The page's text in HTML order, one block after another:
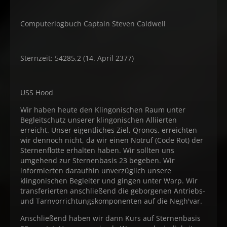
Computerlogbuch Captain Steven Caldwell
Sternzeit: 54285,2 (14. April 2377)
USS Hood
Wir haben heute den Klingonischen Raum unter
Begleitschutz unserer klingonischen Alliierten
erreicht. Unser eigentliches Ziel, Qronos, erreichten
wir dennoch nicht, da wir einen Notruf (Code Rot) der
Sternenflotte erhalten haben. Wir sollten uns
umgehend zur Sternenbasis 23 begeben. Wir
informierten daraufhin unverzüglich unsere
klingonischen Begleiter und gingen unter Warp. Wir
transferierten anschließend die geborgenen Antriebs-
und Tarnvorrichtungskomponenten auf die Negh'var.
Anschließend haben wir dann Kurs auf Sternenbasis